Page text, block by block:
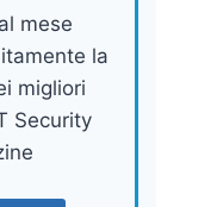
mese
la
migliori
Security